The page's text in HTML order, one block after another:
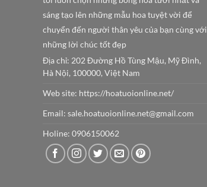
sáng tạo lên những mẫu hoa tuyệt vời để
chuyển đến người thân yêu của bạn cùng với
những lời chúc tốt đẹp
Địa chỉ: 202 Đường Hồ Tùng Mậu, Mỹ Đình,
Hà Nội, 100000, Việt Nam
Web site: https://hoatuoionline.net/
Email: sale.hoatuoionline.net@gmail.com
Holine: 0906150062